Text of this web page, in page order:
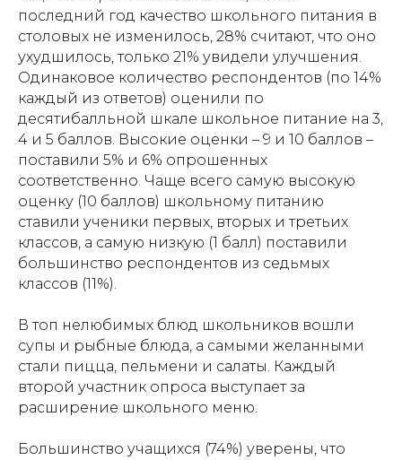
последний год качество школьного питания в
столовых не изменилось, 28% считают, что оно
ухудшилось, только 21% увидели улучшения.
Одинаковое количество респондентов (по 14%
каждый из ответов) оценили по
десятибалльной шкале школьное питание на 3,
4 и 5 баллов. Высокие оценки – 9 и 10 баллов –
поставили 5% и 6% опрошенных
соответственно. Чаще всего самую высокую
оценку (10 баллов) школьному питанию
ставили ученики первых, вторых и третьих
классов, а самую низкую (1 балл) поставили
большинство респондентов из седьмых
классов (11%).
В топ нелюбимых блюд школьников вошли
супы и рыбные блюда, а самыми желанными
стали пицца, пельмени и салаты. Каждый
второй участник опроса выступает за
расширение школьного меню.
Большинство учащихся (74%) уверены, что